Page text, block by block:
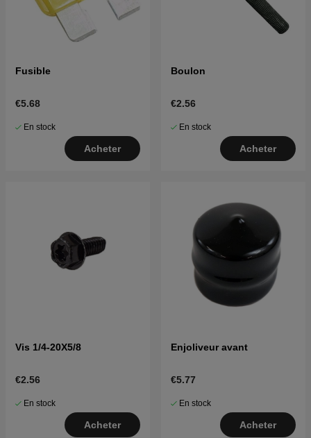
Cliquez ici pour la vue éclatée et la liste des pièces
pour Husqvarna YTH1848 XP 2004-09 (HAU18H48J)
Cliquez ici pour la vue éclatée et la liste des pièces
Cliquez ici pour la vue éclatée et la liste des pièces
Cliquez ici pour la vue éclatée et la liste des pièces
Fusible
€5.68
En stock
Acheter
Boulon
€2.56
En stock
Acheter
Vis 1/4-20X5/8
€2.56
En stock
Acheter
Enjoliveur avant
€5.77
En stock
Acheter